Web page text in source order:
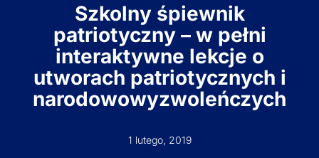
Szkolny śpiewnik
patriotyczny – w pełni
interaktywne lekcje o
utworach patriotycznych i
narodowowyzwoleńczych
1 lutego, 2019